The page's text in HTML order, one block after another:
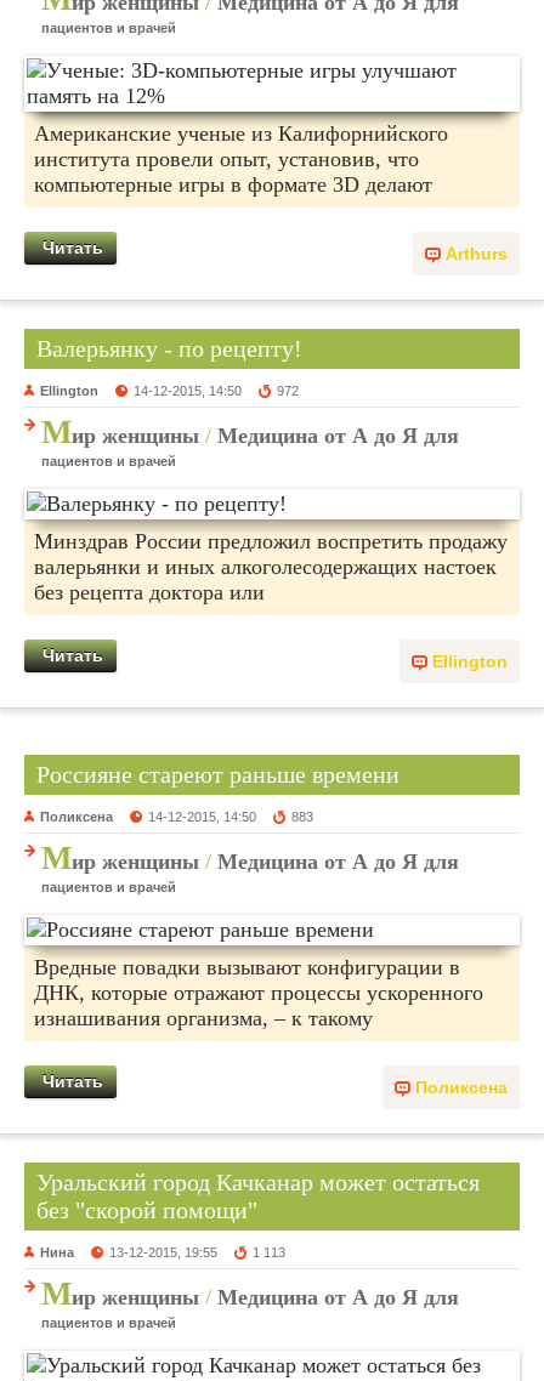
пациентов и врачей
Американские ученые из Калифорнийского
института провели опыт, установив, что
компьютерные игры в формате 3D делают
Arthurs
Читать
Валерьянку - по рецепту!
Ellington 14-12-2015, 14:50 972
Мир женщины / Медицина от А до Я для
пациентов и врачей
Минздрав России предложил воспретить продажу
валерьянки и иных алкоголесодержащих настоек
без рецепта доктора или
Ellington
Читать
Россияне стареют раньше времени
Поликсена 14-12-2015, 14:50 883
Мир женщины / Медицина от А до Я для
пациентов и врачей
Вредные повадки вызывают конфигурации в
ДНК, которые отражают процессы ускоренного
изнашивания организма, – к такому
Поликсена
Читать
Уральский город Качканар может остаться
без "скорой помощи"
Нина 13-12-2015, 19:55 1 113
Мир женщины / Медицина от А до Я для
пациентов и врачей